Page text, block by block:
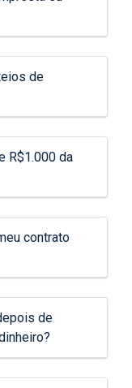
de
R$1.000 da
contrato
de